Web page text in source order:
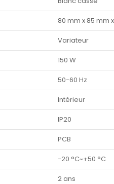
80 mm x 85 mm
Variateur
150 W
50-60 Hz
Intérieur
IP20
PCB
-20 °C~+50 °C
2 ans